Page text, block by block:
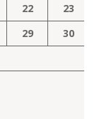
22
23
29
30